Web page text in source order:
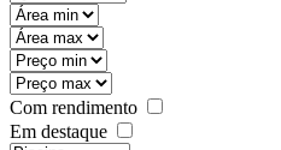
Com rendimento
Em destaque